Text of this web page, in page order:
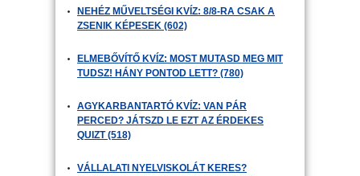
NEHÉZ MŰVELTSÉGI KVÍZ: 8/8-RA CSAK A
ZSENIK KÉPESEK (602)
ELMEBŐVÍTŐ KVÍZ: MOST MUTASD MEG MIT
TUDSZ! HÁNY PONTOD LETT? (780)
AGYKARBANTARTÓ KVÍZ: VAN PÁR
PERCED? JÁTSZD LE EZT AZ ÉRDEKES
QUIZT (518)
VÁLLALATI NYELVISKOLÁT KERES?